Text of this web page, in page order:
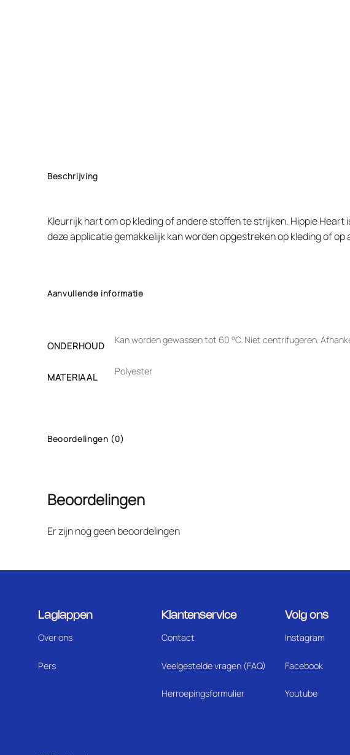
Beschrijving
Kleurrijk hart om op kleding of andere stoffen te strijken. Hippie
deze applicatie gemakkelijk kan worden opgestreken op kleding of op
Aanvullende informatie
ONDERHOUD
Kan worden gewassen tot 60 °C. Niet centrifugeren.
MATERIAAL
Polyester
Beoordelingen (0)
Beoordelingen
Er zijn nog geen beoordelingen
Laglappen
Over ons
Pers
Klantenservice
Contact
Veelgestelde vragen (FAQ)
Herroepingsformulier
Volg ons
Instagram
Facebook
Youtube